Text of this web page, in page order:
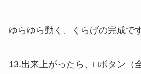
ゆらゆら動く、くらげの完成で
13.出来上がったら、□ボタン（